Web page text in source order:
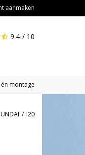
aanmaken
9.4 / 10
montage
/ I20